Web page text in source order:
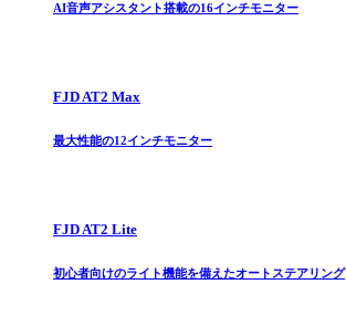
AI音声アシスタント搭載の16インチモニター
FJD AT2 Max
最大性能の12インチモニター
FJD AT2 Lite
初心者向けのライト機能を備えたオートステアリング